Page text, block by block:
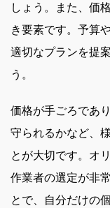
しょう。また、価
き要素です。予算
適切なプランを提
う。
価格が手ごろであ
守られるかなど、
とが大切です。オ
作業者の選定が非
とで、自分だけの